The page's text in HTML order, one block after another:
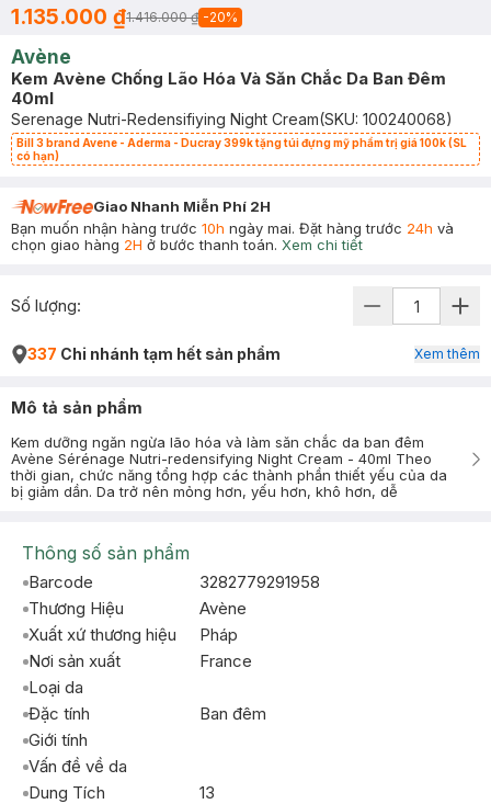
1.135.000 ₫1.416.000 ₫ -20%
Avène
Kem Avène Chống Lão Hóa Và Săn Chắc Da Ban Đêm
40ml
Serenage Nutri-Redensifiying Night Cream(SKU: 100240068)
Bill 3 brand Avene - Aderma - Ducray 399k tặng túi đựng mỹ phẩm trị giá 100k (SL
có hạn)
Giao Nhanh Miễn Phí 2H
Bạn muốn nhận hàng trước 10h ngày mai. Đặt hàng trước 24h và
chọn giao hàng 2H ở bước thanh toán. Xem chi tiết
Số lượng:
337 Chi nhánh tạm hết sản phẩm Xem thêm
Mô tả sản phẩm
Kem dưỡng ngăn ngừa lão hóa và làm săn chắc da ban đêm
Avène Sérénage Nutri-redensifying Night Cream - 40ml Theo
thời gian, chức năng tổng hợp các thành phần thiết yếu của da
bị giảm dần. Da trở nên mỏng hơn, yếu hơn, khô hơn, dễ
Thông số sản phẩm
Barcode
3282779291958
Thương Hiệu
Avène
Xuất xứ thương hiệu
Pháp
Nơi sản xuất
France
Loại da
Đặc tính
Ban đêm
Giới tính
Vấn đề về da
Dung Tích
13